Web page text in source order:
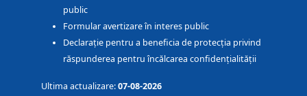
public
Formular avertizare în interes public
Declarație pentru a beneficia de protecția privind
răspunderea pentru încălcarea confidențialității
Ultima actualizare:07-08-2026